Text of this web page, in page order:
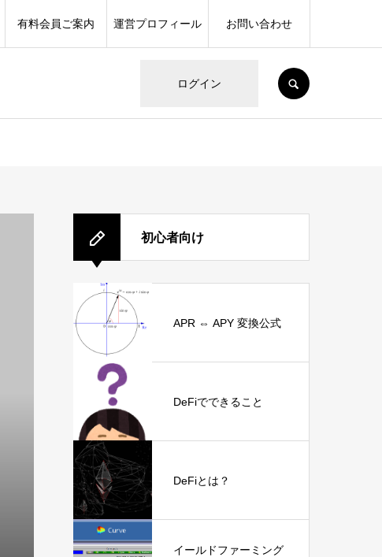
ログイン
有料会員ご案内 運営プロフィール お問い合わせ
初心者向け
APR ⇔ APY 変換公式
DeFiでできること
DeFiとは？
イールドファーミング